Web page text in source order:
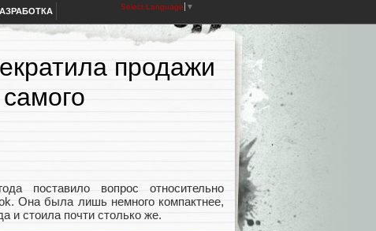
Select Language ▼
продажи
поставило вопрос относительно
Она была лишь немного компактнее,
и стоила почти столько же.